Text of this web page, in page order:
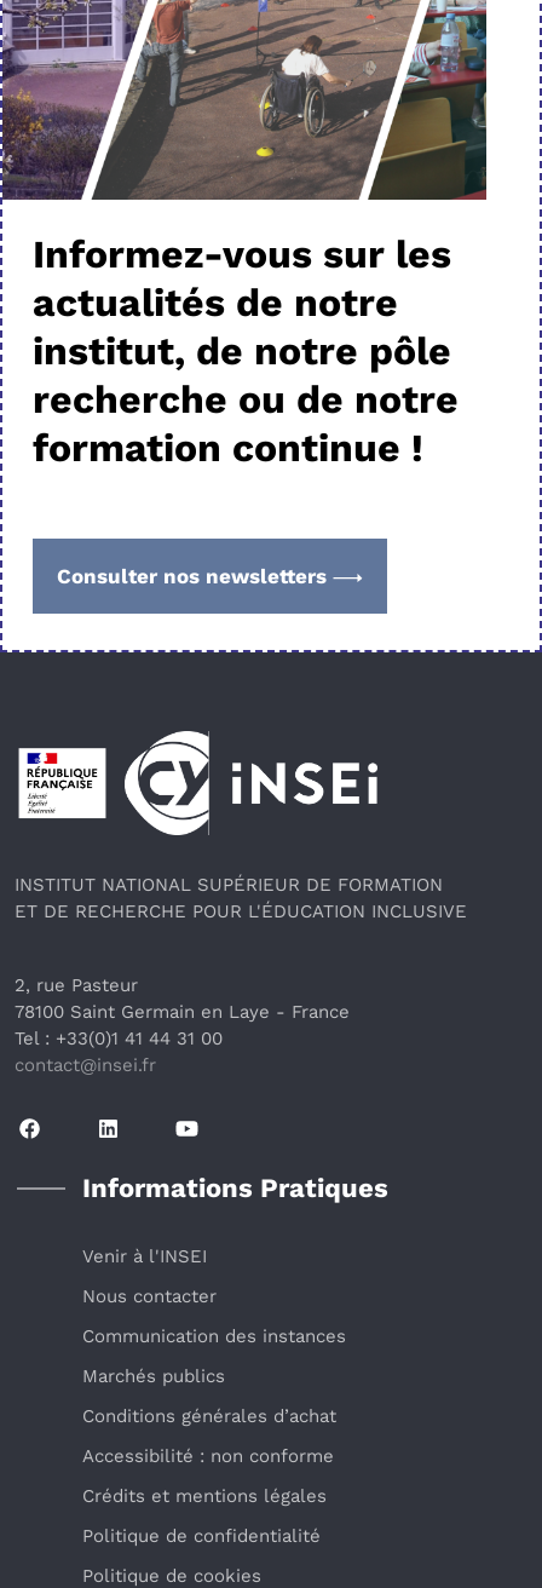
Informez-vous sur les
actualités de notre
institut, de notre pôle
recherche ou de notre
formation continue !
Consulter nos newsletters
Pied de page
INSTITUT NATIONAL SUPÉRIEUR DE FORMATION
ET DE RECHERCHE POUR L'ÉDUCATION INCLUSIVE
2, rue Pasteur
78100 Saint Germain en Laye - France
Tel : +33(0)1 41 44 31 00
contact@insei.fr
Informations Pratiques
Venir à l'INSEI
Nous contacter
Communication des instances
Marchés publics
Conditions générales d’achat
Accessibilité : non conforme
Crédits et mentions légales
Politique de confidentialité
Politique de cookies